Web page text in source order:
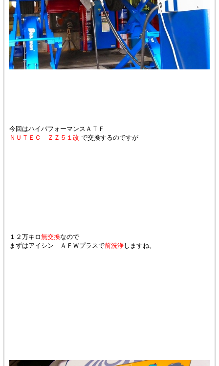
今回はハイパフォーマンスＡＴＦ
ＮＵＴＥＣ ＺＺ５１改 で交換するのですが
１２万キロ無交換なので
まずはアイシン ＡＦＷプラスで前洗浄しますね。